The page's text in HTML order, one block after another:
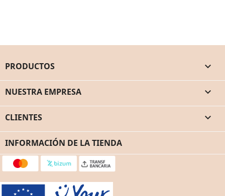
PRODUCTOS 
NUESTRA EMPRESA 
CLIENTES 
INFORMACIÓN DE LA TIENDA